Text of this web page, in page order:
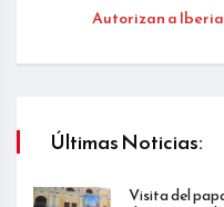
Autorizan a Iberia
Últimas Noticias:
Visita del